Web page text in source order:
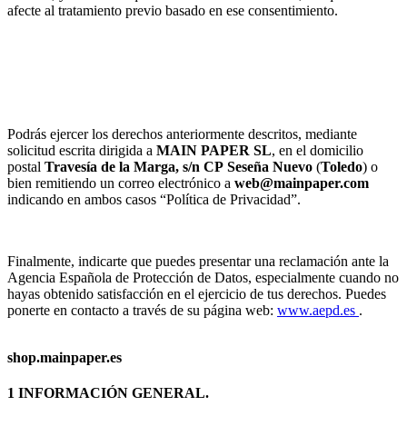
afecte al tratamiento previo basado en ese consentimiento.
Podrás ejercer los derechos anteriormente descritos, mediante
solicitud escrita dirigida a MAIN PAPER SL, en el domicilio
postal Travesía de la Marga, s/n CP Seseña Nuevo (Toledo) o
bien remitiendo un correo electrónico a web@mainpaper.com
indicando en ambos casos “Política de Privacidad”.
Finalmente, indicarte que puedes presentar una reclamación ante la
Agencia Española de Protección de Datos, especialmente cuando no
hayas obtenido satisfacción en el ejercicio de tus derechos. Puedes
ponerte en contacto a través de su página web: www.aepd.es .
shop.mainpaper.es
1 INFORMACIÓN GENERAL.